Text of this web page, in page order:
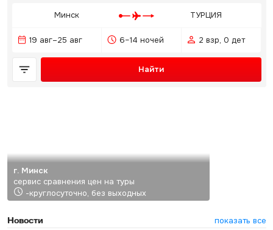
Минск ТУРЦИЯ
19 авг–25 авг 6–14 ночей 2 взр, 0 дет
Найти
г. Минск
сервис сравнения цен на туры
-круглосуточно, без выходных
Новости
показать все